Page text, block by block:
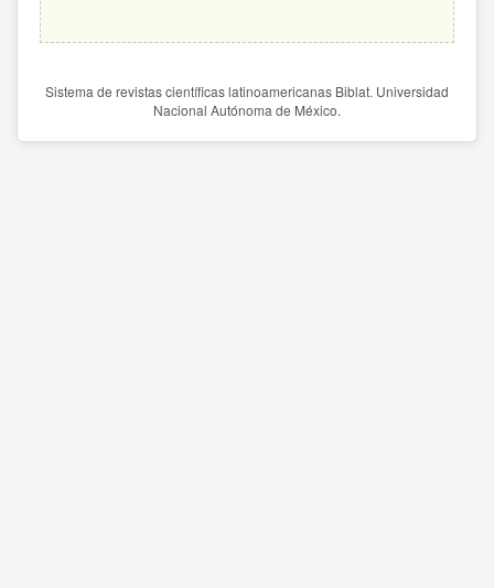
Sistema de revistas científicas latinoamericanas Biblat. Universidad
Nacional Autónoma de México.